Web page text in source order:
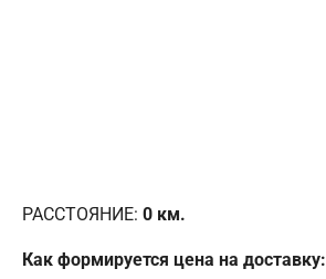
РАССТОЯНИЕ: 0 км.
Как формируется цена на доставку: